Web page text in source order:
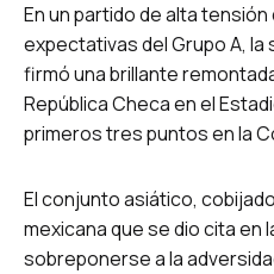
En un partido de alta
expectativas del Grupo A,
firmó una brillante
República Checa en el
primeros tres puntos en la
El conjunto asiático,
mexicana que se dio cita en
sobreponerse a la